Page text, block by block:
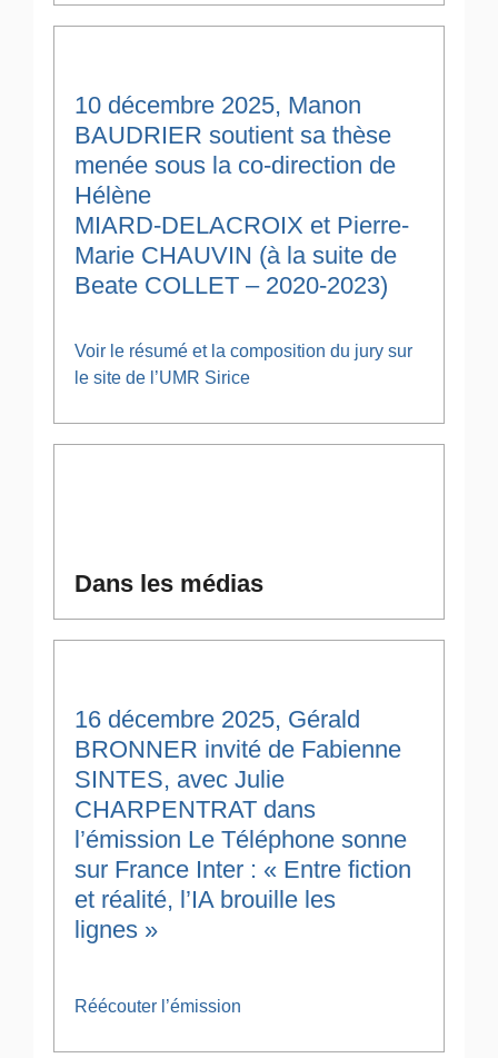
10 décembre 2025, Manon
BAUDRIER soutient sa thèse
menée sous la co-direction de
Hélène
MIARD-DELACROIX et Pierre-
Marie CHAUVIN (à la suite de
Beate COLLET – 2020-2023)
Voir le résumé et la composition du jury sur
le site de l’UMR Sirice
Dans les médias
16 décembre 2025, Gérald
BRONNER invité de Fabienne
SINTES, avec Julie
CHARPENTRAT dans
l’émission Le Téléphone sonne
sur France Inter : « Entre fiction
et réalité, l’IA brouille les
lignes »
Réécouter l’émission